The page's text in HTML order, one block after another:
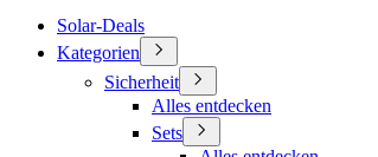
Solar-Deals
Kategorien
Sicherheit
Alles entdecken
Sets